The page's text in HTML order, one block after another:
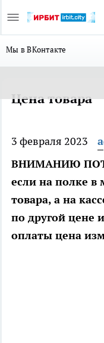
Мы в ВКонтакте
Цена товара
3 февраля 2023
ВНИМАНИЮ
если на полке в
товара, а на
по другой цене
оплаты цена